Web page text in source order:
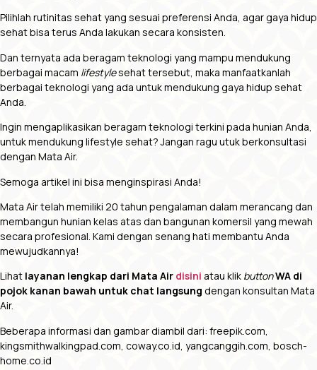
Pilihlah rutinitas sehat yang sesuai preferensi Anda, agar gaya hidup
sehat bisa terus Anda lakukan secara konsisten.
Dan ternyata ada beragam teknologi yang mampu mendukung
berbagai macam lifestylesehat tersebut, maka manfaatkanlah
berbagai teknologi yang ada untuk mendukung gaya hidup sehat
Anda.
Ingin mengaplikasikan beragam teknologi terkini pada hunian Anda,
untuk mendukung lifestyle sehat? Jangan ragu utuk berkonsultasi
dengan Mata Air.
Semoga artikel ini bisa menginspirasi Anda!
Mata Air telah memiliki 20 tahun pengalaman dalam merancang dan
membangun hunian kelas atas dan bangunan komersil yang mewah
secara profesional. Kami dengan senang hati membantu Anda
mewujudkannya!
Lihat layanan lengkap dari Mata Air disini atau klik buttonWA di
pojok kanan bawah untuk chat langsung dengan konsultan Mata
Air.
Beberapa informasi dan gambar diambil dari: freepik.com,
kingsmithwalkingpad.com, coway.co.id, yangcanggih.com, bosch-
home.co.id